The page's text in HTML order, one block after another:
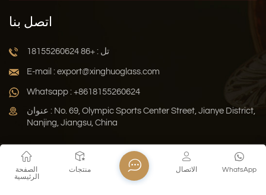
اتصل بنا
تل : +86 18155260624
E-mail : export@xinghuoglass.com
Whatsapp : +8618155260624
عنوان : No. 69, Olympic Sports Center Street, Jianye District,
Nanjing, Jiangsu, China
Xml سياسة الخصوصية المدونة
خريطة الموقع
حقوق النشر © 2026 Jiangsu Xinghuo Technology Co., Ltd. جميع
الصفحة
الرئيسية
منتجات WhatsApp الاتصال